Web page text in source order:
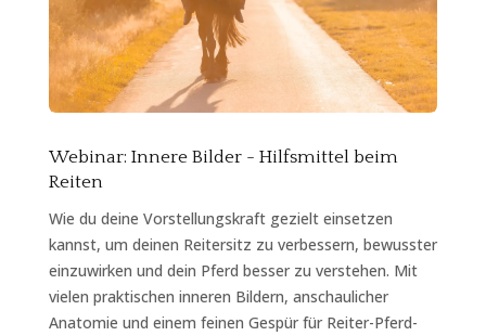
Webinar: Innere Bilder - Hilfsmittel beim
Reiten
Wie du deine Vorstellungskraft gezielt einsetzen
kannst, um deinen Reitersitz zu verbessern, bewusster
einzuwirken und dein Pferd besser zu verstehen. Mit
vielen praktischen inneren Bildern, anschaulicher
Anatomie und einem feinen Gespür für Reiter-Pferd-